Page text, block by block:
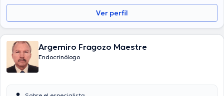
Ver perfil
Argemiro Fragozo Maestre
Endocrinólogo